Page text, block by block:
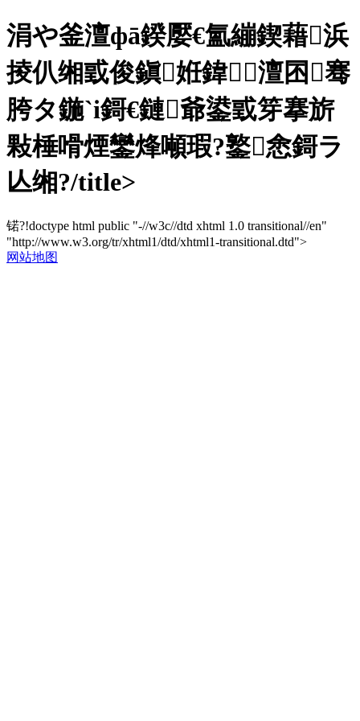
涓や釜澶фā鍨嬮€氳繃鍥藉浜
掕仈缃戜俊鎭姙鍏澶囨骞
胯タ鍦ˋi鎶€鏈爺鍙戜笌搴旂
敤棰嗗煙鑾烽噸瑕?鐜悆鎶ラ
亾缃?/title>
锘?!doctype html public "-//w3c//dtd xhtml 1.0 transitional//en"
"http://www.w3.org/tr/xhtml1/dtd/xhtml1-transitional.dtd">
网站地图